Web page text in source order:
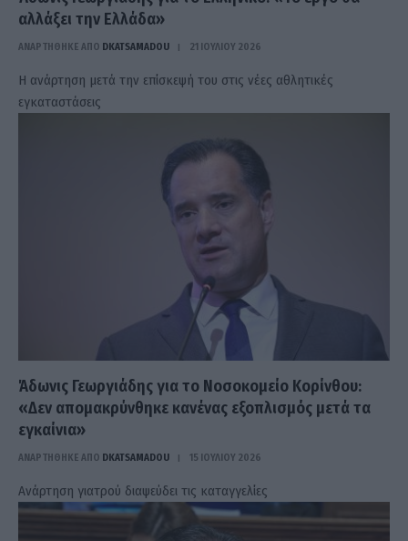
αλλάξει την Ελλάδα»
ΑΝΑΡΤΗΘΗΚΕ ΑΠΟ DKATSAMADOU 21 ΙΟΥΛΊΟΥ 2026
Η ανάρτηση μετά την επίσκεψή του στις νέες αθλητικές
εγκαταστάσεις
Άδωνις Γεωργιάδης για το Νοσοκομείο Κορίνθου:
«Δεν απομακρύνθηκε κανένας εξοπλισμός μετά τα
εγκαίνια»
ΑΝΑΡΤΗΘΗΚΕ ΑΠΟ DKATSAMADOU 15 ΙΟΥΛΊΟΥ 2026
Ανάρτηση γιατρού διαψεύδει τις καταγγελίες